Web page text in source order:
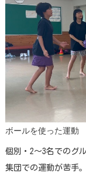
ボールを使った運動
個別・2～3名でのグ
集団での運動が苦手